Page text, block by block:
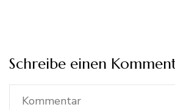
Schreibe einen